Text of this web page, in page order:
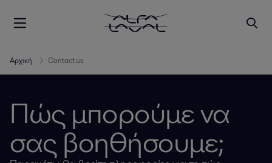
Αρχική Contact us
Πώς μπορούμε να
σας βοηθήσουμε;